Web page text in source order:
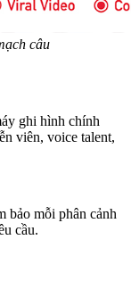
câu
ghi hình chính
viên, voice talent,
bảo mỗi phân cảnh
cầu.